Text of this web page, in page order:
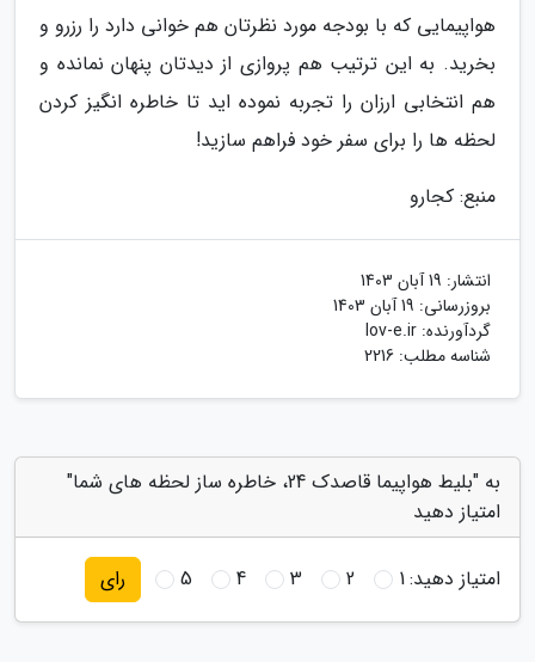
هواپیمایی که با بودجه مورد نظرتان هم خوانی دارد را رزرو و
بخرید. به این ترتیب هم پروازی از دیدتان پنهان نمانده و
هم انتخابی ارزان را تجربه نموده اید تا خاطره انگیز کردن
لحظه ها را برای سفر خود فراهم سازید!
منبع: کجارو
انتشار: 19 آبان 1403
بروزرسانی: 19 آبان 1403
گردآورنده: lov-e.ir
شناسه مطلب: 2216
به "بلیط هواپیما قاصدک 24، خاطره ساز لحظه های شما"
امتیاز دهید
امتیاز دهید:1
2
3
4
5 رای